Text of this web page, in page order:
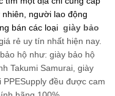
người lao động
bán các loại
giày bảo
rẻ uy tín nhất hiện nay.
hộ như: giày bảo hộ
Takumi Samurai, giày
đều được cam
hãng 100%.